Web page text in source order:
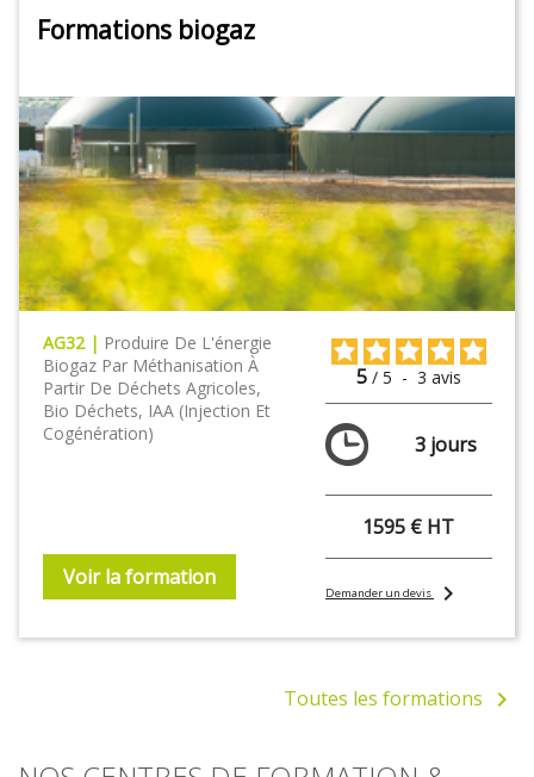
Formations biogaz
AG32 | Produire De L'énergie
Biogaz Par Méthanisation À
Partir De Déchets Agricoles,
Bio Déchets, IAA (injection Et
Cogénération)
Voir la formation
5 / 5 - 3 avis
3 jours
1595 € HT
Demander un devischevron_right
Toutes les formations chevron_right